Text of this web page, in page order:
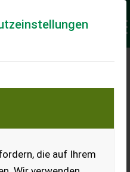
die auf Ihrem
kostenlos!